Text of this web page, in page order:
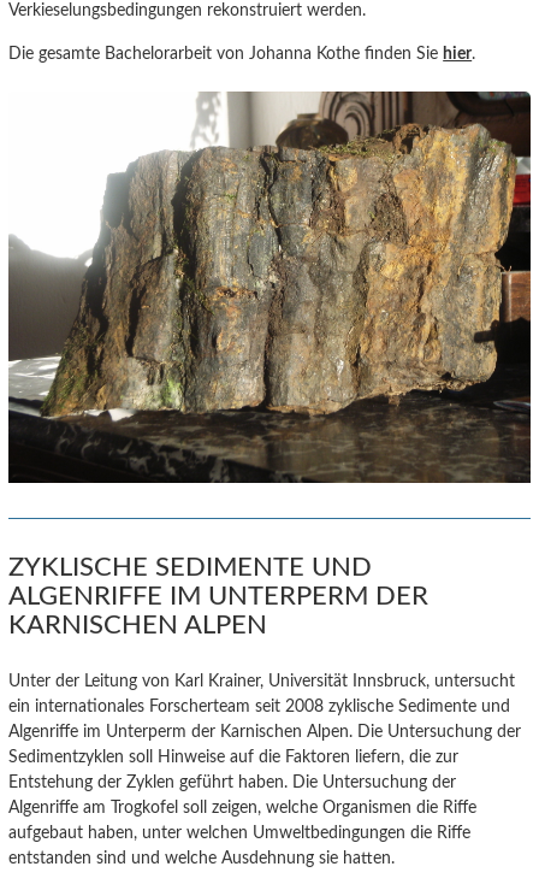
Verkieselungsbedingungen rekonstruiert werden.
Die gesamte Bachelorarbeit von Johanna Kothe finden Sie hier.
ZYKLISCHE SEDIMENTE UND
ALGENRIFFE IM UNTERPERM DER
KARNISCHEN ALPEN
Unter der Leitung von Karl Krainer, Universität Innsbruck, untersucht
ein internationales Forscherteam seit 2008zyklische Sedimente und
Algenriffe im Unterpermder Karnischen Alpen. Die Untersuchung der
Sedimentzyklen soll Hinweise auf die Faktoren liefern, die zur
Entstehung der Zyklen geführt haben. Die Untersuchung der
Algenriffe am Trogkofel soll zeigen, welche Organismen die Riffe
aufgebaut haben, unter welchen Umweltbedingungen die Riffe
entstanden sind und welche Ausdehnung sie hatten.